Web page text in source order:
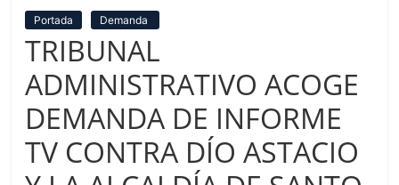
Portada Demanda
TRIBUNAL
ADMINISTRATIVO ACOGE
DEMANDA DE INFORME
TV CONTRA DÍO ASTACIO